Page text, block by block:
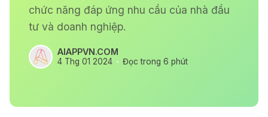
chức năng đáp ứng nhu cầu của nhà đầu
tư và doanh nghiệp.
AIAPPVN.COM
4 Thg 01 2024 Đọc trong 6 phút